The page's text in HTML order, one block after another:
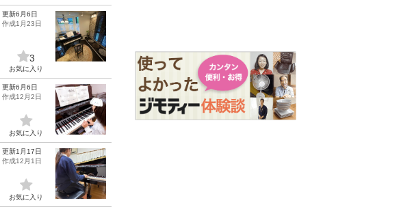
更新6月6日
作成1月23日
3
お気に入り
更新6月6日
作成12月2日
お気に入り
更新1月17日
作成12月1日
お気に入り